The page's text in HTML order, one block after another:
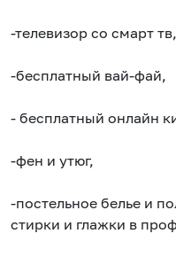
-телевизор со смарт тв,
-бесплатный вай-фай,
- бесплатный онлайн
-фен и утюг,
-постельное белье и
стирки и глажки в